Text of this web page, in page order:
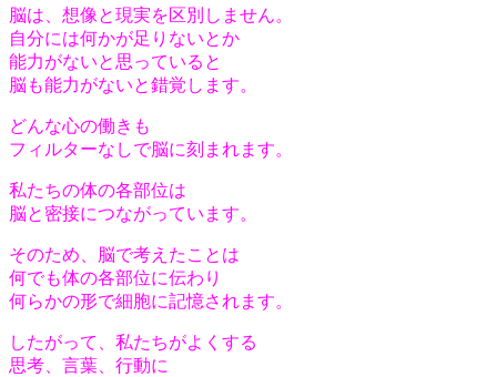
脳は、想像と現実を区別しません。
自分には何かが足りないとか
能力がないと思っていると
脳も能力がないと錯覚します。
どんな心の働きも
フィルターなしで脳に刻まれます。
私たちの体の各部位は
脳と密接につながっています。
そのため、脳で考えたことは
何でも体の各部位に伝わり
何らかの形で細胞に記憶されます。
したがって、私たちがよくする
思考、言葉、行動に